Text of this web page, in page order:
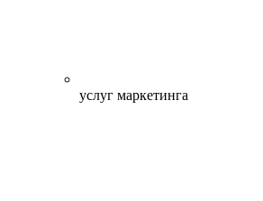
услуг маркетинга